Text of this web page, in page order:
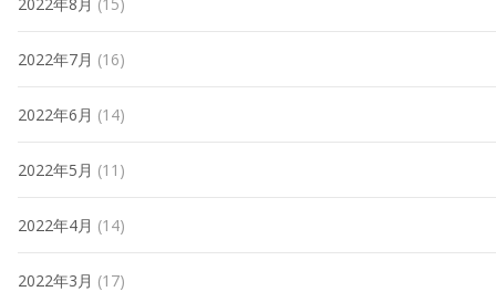
2022年7月 (16)
2022年6月 (14)
2022年5月 (11)
2022年4月 (14)
2022年3月 (17)